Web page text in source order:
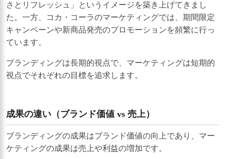
さとリフレッシュ」というイメージを築き上げてきまし
た。一方、コカ・コーラのマーケティングでは、期間限定
キャンペーンや新商品発売のプロモーションを頻繁に行っ
ています。
ブランディングは長期的視点で、マーケティングは短期的
視点でそれぞれの目標を追求します。
成果の違い（ブランド価値 vs 売上）
ブランディングの成果はブランド価値の向上であり、マー
ケティングの成果は売上や利益の増加です。